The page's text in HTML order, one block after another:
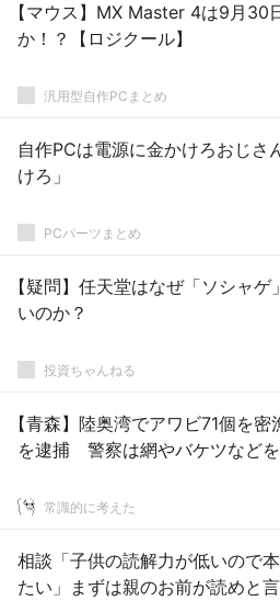
【マウス】MX Master 4は9月30
か！？【ロジクール】
汎用型自作PCまとめ
自作PCは電源に金かけろおじさ
けろ」
PCパーツまとめ
【疑問】任天堂はなぜ「ソシャゲ
いのか？
投資ちゃんねる
【青森】陸奥湾でアワビ71個を
を逮捕 警察は網やバケツなど
常識的に考えた
相談「子供の読解力が低いので
たい」まずは親のお前が読めと